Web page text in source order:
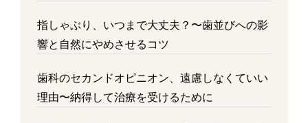
指しゃぶり、いつまで大丈夫？〜歯並びへの影
響と自然にやめさせるコツ
歯科のセカンドオピニオン、遠慮しなくていい
理由〜納得して治療を受けるために